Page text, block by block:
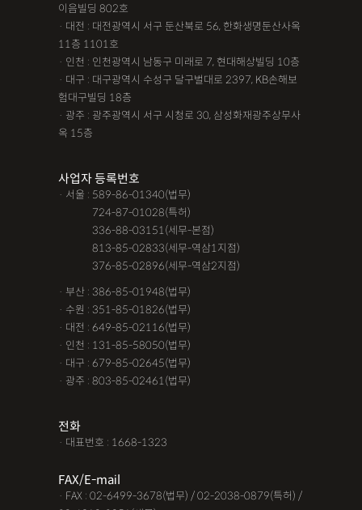
이음빌딩 802호
· 대전 : 대전광역시 서구 둔산북로 56, 한화생명둔산사옥
11층 1101호
· 인천 : 인천광역시 남동구 미래로 7, 현대해상빌딩 10층
· 대구 : 대구광역시 수성구 달구벌대로 2397, KB손해보
험대구빌딩 18층
· 광주 : 광주광역시 서구 시청로 30, 삼성화재광주상무사
옥 15층
사업자 등록번호
· 서울 : 589-86-01340(법무)
724-87-01028(특허)
336-88-03151(세무-본점)
813-85-02833(세무-역삼1지점)
376-85-02896(세무-역삼2지점)
· 부산 : 386-85-01948(법무)
· 수원 : 351-85-01826(법무)
· 대전 : 649-85-02116(법무)
· 인천 : 131-85-58050(법무)
· 대구 : 679-85-02645(법무)
· 광주 : 803-85-02461(법무)
전화
· 대표번호 : 1668-1323
FAX/E-mail
· FAX : 02-6499-3678(법무) / 02-2038-0879(특허) /